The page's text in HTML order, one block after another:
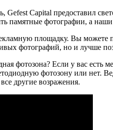
Capital предоставил
памятные фотографии, а
площадку. Вы можете
фотографий, но и лучше
фотозона? Если у вас
фотозону или нет.
другие возражения.